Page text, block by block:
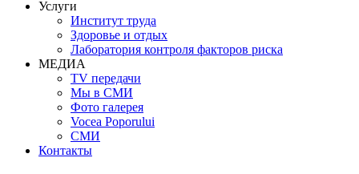
Услуги
Институт труда
Здоровье и отдых
Лаборатория контроля факторов риска
МЕДИА
TV передачи
Мы в СМИ
Фото галерея
Vocea Poporului
СМИ
Контакты